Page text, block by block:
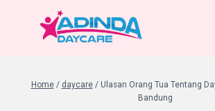
Home / daycare / Ulasan Orang Tua Tentang
Bandung